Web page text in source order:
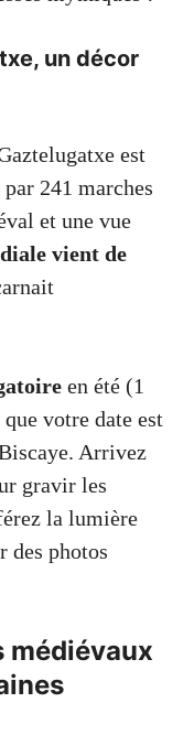
un décor
est
241 marches
et une vue
vient de
en été (1
votre date est
Arrivez
gravir les
la lumière
des photos
médiévaux